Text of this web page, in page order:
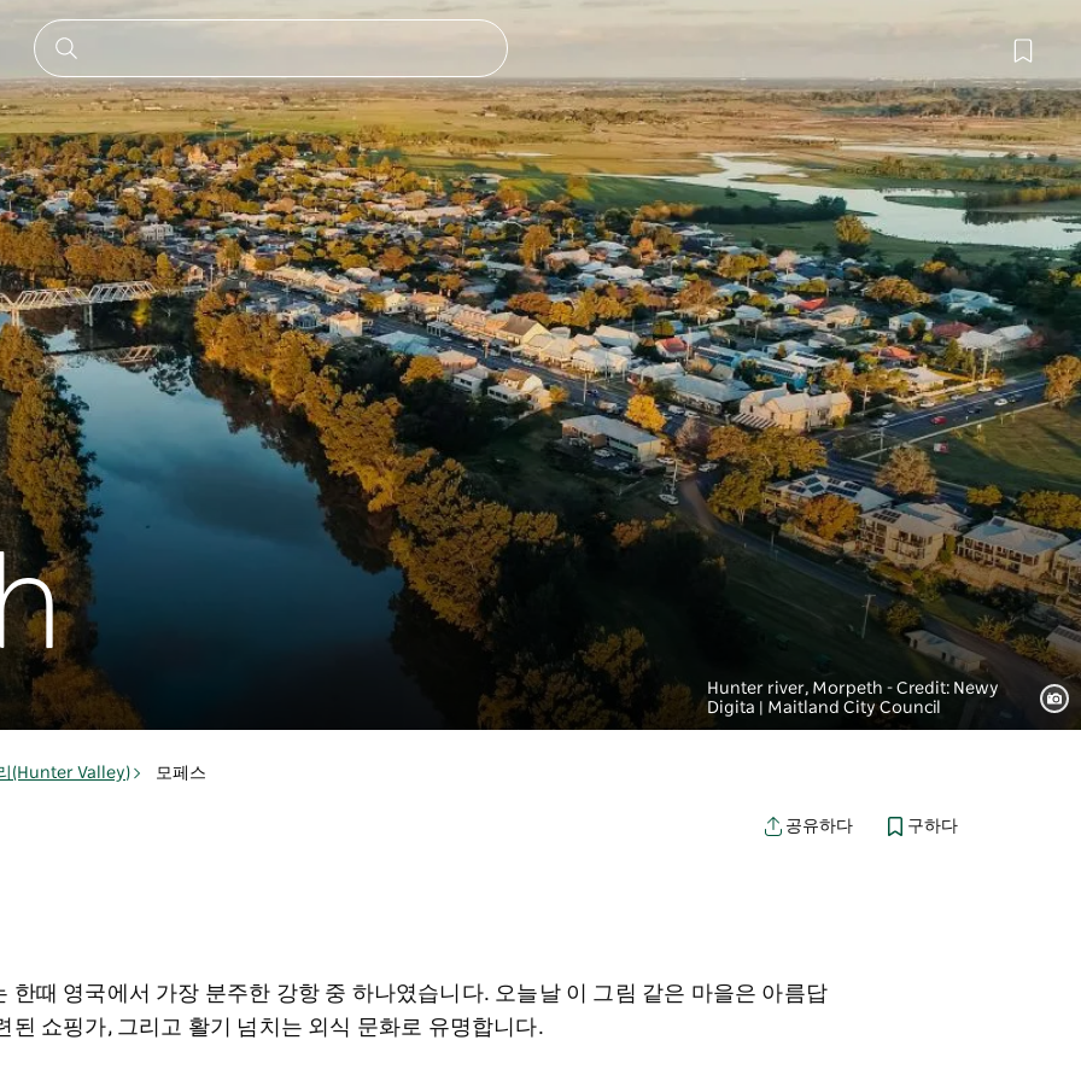
Hunter river, Morpeth - Credit: Newy
Digita | Maitland City Council
(Hunter Valley) 모페스
공유하다 구하다
한때 영국에서 가장 분주한 강항 중 하나였습니다. 오늘날 이 그림 같은 마을은 아름답
된 쇼핑가, 그리고 활기 넘치는 외식 문화로 유명합니다.